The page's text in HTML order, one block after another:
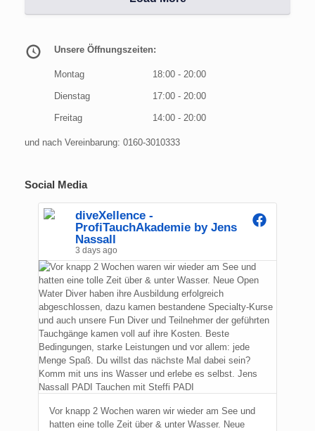
Unsere Öffnungszeiten:
Montag 18:00 - 20:00
Dienstag 17:00 - 20:00
Freitag 14:00 - 20:00
und nach Vereinbarung: 0160-3010333
Social Media
diveXellence -
ProfiTauchAkademie by Jens
Nassall
3 days ago
Vor knapp 2 Wochen waren wir wieder am See und
hatten eine tolle Zeit über & unter Wasser. Neue